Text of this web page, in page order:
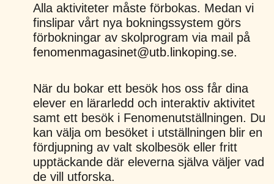
Alla aktiviteter måste förbokas. Medan vi
finslipar vårt nya bokningssystem görs
förbokningar av skolprogram via mail på
fenomenmagasinet@utb.linkoping.se.
När du bokar ett besök hos oss får dina
elever en lärarledd och interaktiv aktivitet
samt ett besök i Fenomenutställningen. Du
kan välja om besöket i utställningen blir en
fördjupning av valt skolbesök eller fritt
upptäckande där eleverna själva väljer vad
de vill utforska.